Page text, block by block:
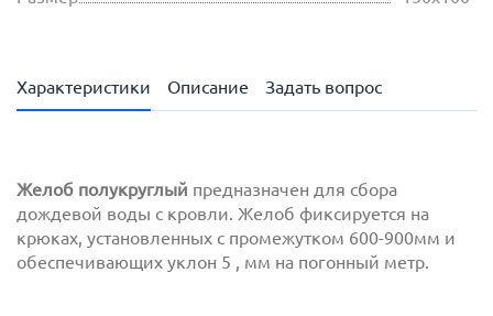
Характеристики Описание Задать вопрос
Желоб полукруглый предназначен для сбора
дождевой воды с кровли. Желоб фиксируется на
крюках, установленных с промежутком 600-900мм и
обеспечивающих уклон 5 , мм на погонный метр.